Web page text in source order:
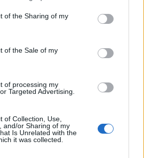
of the Sharing of my
of the Sale of my
of processing my
Targeted Advertising.
of Collection, Use,
and/or Sharing of my
Is Unrelated with the
it was collected.
Blideman har tilldelats ett
för ett nyhetsinslag om
in förra året, följde
ombord på helikoptern och
vinschades upp ur vattnet i en
och en mobiltelefon.
”Best mobile journalism video”